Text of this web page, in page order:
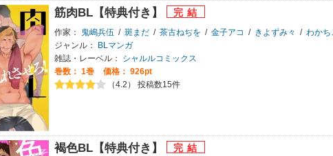
筋肉BL【特典付き】
作家： 鬼嶋兵伍 / 斑まだ / 茶古ねぢを / 金子アコ / きよずみ々 / わかち
ジャンル：
BLマンガ
雑誌・レーベル：
シャルルコミックス
巻数： 1巻
価格： 926pt
（4.2） 投稿数15件
褐色BL【特典付き】